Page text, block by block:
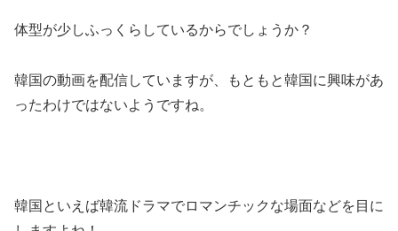
体型が少しふっくらしているからでしょうか？
韓国の動画を配信していますが、もともと韓国に興味があ
ったわけではないようですね。
韓国といえば韓流ドラマでロマンチックな場面などを目に